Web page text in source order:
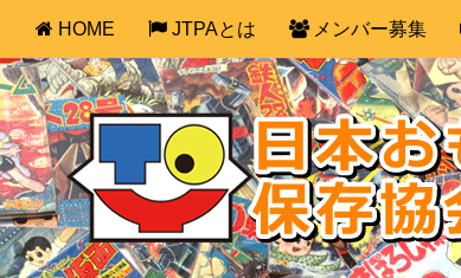
HOME JTPAとは メンバー募集